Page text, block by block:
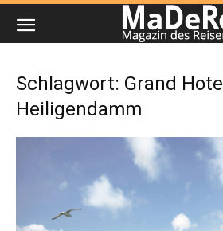
Schlagwort: Grand Hotel
Heiligendamm